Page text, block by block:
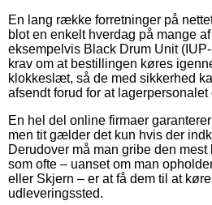
En lang række forretninger på
blot en enkelt hverdag på mange
eksempelvis Black Drum Unit
krav om at bestillingen køres
klokkeslæt, så de med sikkerhed
afsendt forud for at lagerpersonalet
En hel del online firmaer
men tit gælder det kun hvis der
Derudover må man gribe den mest
som ofte – uanset om man
eller Skjern – er at få dem til at
udleveringssted.